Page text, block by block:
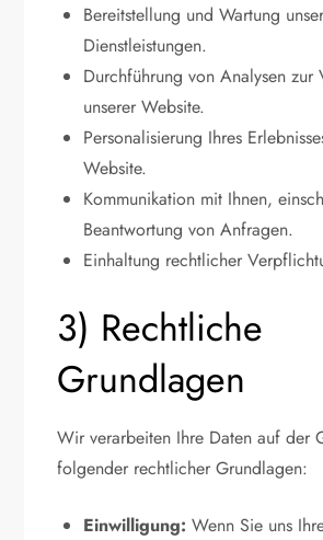
Bereitstellung und Wartung
Dienstleistungen.
Durchführung von Analysen zur
unserer Website.
Personalisierung Ihres
Website.
Kommunikation mit Ihnen,
Beantwortung von Anfragen.
Einhaltung rechtlicher
3) Rechtliche
Grundlagen
Wir verarbeiten Ihre Daten auf der
folgender rechtlicher Grundlagen:
Einwilligung: Wenn Sie uns